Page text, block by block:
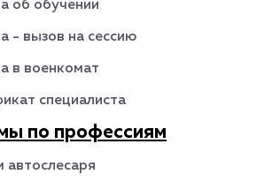
об обучении
- вызов на сессию
в военкомат
специалиста
по профессиям
автослесаря